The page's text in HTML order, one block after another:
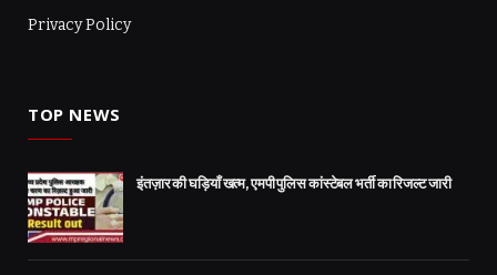
Privacy Policy
TOP NEWS
इंतज़ार की घड़ियाँ खत्म, एमपी पुलिस कांस्टेबल भर्ती का रिजल्ट जारी